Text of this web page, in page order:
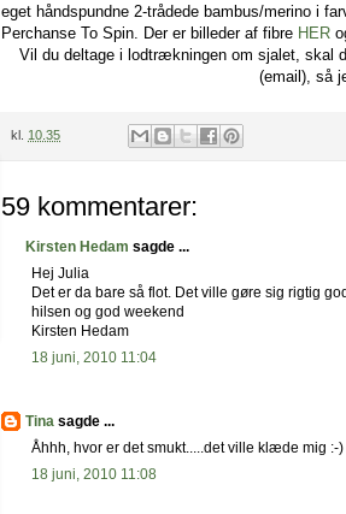
eget håndspundne 2-trådede bambus/merino i
Perchanse To Spin. Der er billeder af fibre HER
Vil du deltage i lodtrækningen om sjalet, skal
(email), så
kl. 10.35
59 kommentarer:
Kirsten Hedam sagde ...
Hej Julia
Det er da bare så flot. Det ville gøre sig rigtig
hilsen og god weekend
Kirsten Hedam
18 juni, 2010 11:04
Tina sagde ...
Åhhh, hvor er det smukt.....det ville klæde mig :-)
18 juni, 2010 11:08